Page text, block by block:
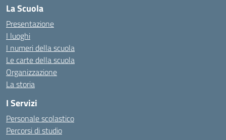
La Scuola
Presentazione
I luoghi
I numeri della scuola
Le carte della scuola
Organizzazione
La storia
I Servizi
Personale scolastico
Percorsi di studio